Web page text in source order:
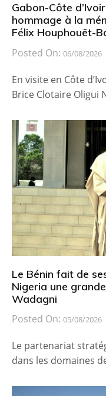
Gabon-Côte
hommage à la
Félix Houphouët-
Posted On: 06/08/2026
En visite en Côte
Brice Clotaire Oligui
Le Bénin fait de
Nigeria une
Wadagni
Posted On: 05/08/2026
Le partenariat
dans les domaines